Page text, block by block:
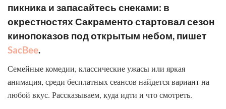
пикника и запасайтесь снеками: в
окрестностях Сакраменто стартовал сезон
кинопоказов под открытым небом, пишет
SacBee.
Семейные комедии, классические ужасы или яркая
анимация, среди бесплатных сеансов найдется вариант на
любой вкус. Рассказываем, куда идти и что смотреть.